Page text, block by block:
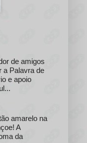
de amigos
a Palavra de
e apoio
amarelo na
A
da